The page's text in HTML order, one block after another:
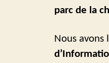
parc de la
Nous avons